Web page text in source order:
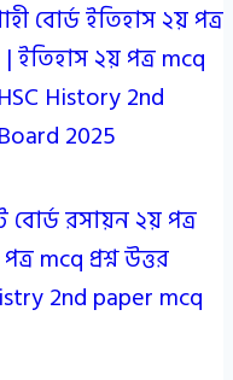
বোর্ড ইতিহাস ২য় পত্র
ইতিহাস ২য় পত্র mcq
History 2nd
2025
রসায়ন ২য় পত্র
mcq প্রশ্ন উত্তর
2nd paper mcq